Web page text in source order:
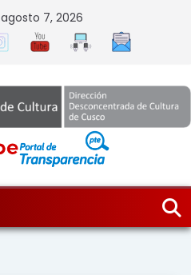
7, 2026